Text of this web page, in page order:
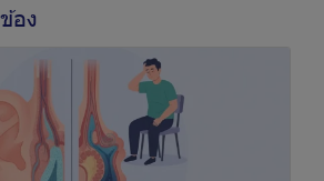
อง